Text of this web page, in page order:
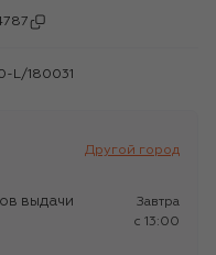
L/180031
Другой город
выдачи
Завтра
c 13:00